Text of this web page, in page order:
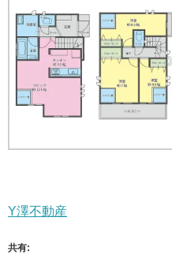
Y澤不動産
共有: